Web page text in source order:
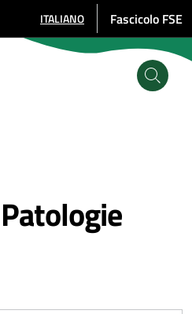
SELEZIONE LINGUA: LINGUA
ITALIANO Fascicolo FSE